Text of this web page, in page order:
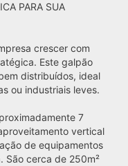
PARA SUA
crescer com
Este galpão
distribuídos, ideal
ou industriais leves.
7
vertical
de equipamentos
São cerca de 250m²